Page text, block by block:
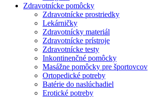
Zdravotnícke pomôcky
Zdravotnícke prostriedky
Lekárničky
Zdravotnícky materiál
Zdravotnícke prístroje
Zdravotnícke testy
Inkontinenčné pomôcky
Masážne pomôcky pre športovcov
Ortopedické potreby
Batérie do naslúchadiel
Erotické potreby